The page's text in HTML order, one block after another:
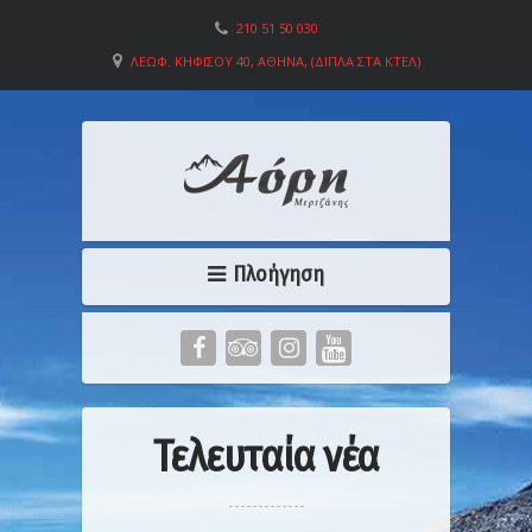
210 51 50 030
ΛΕΩΦ. ΚΗΦΙΣΟΎ 40, ΑΘΉΝΑ, (ΔΊΠΛΑ ΣΤΑ ΚΤΕΛ)
Πλοήγηση
Τελευταία νέα